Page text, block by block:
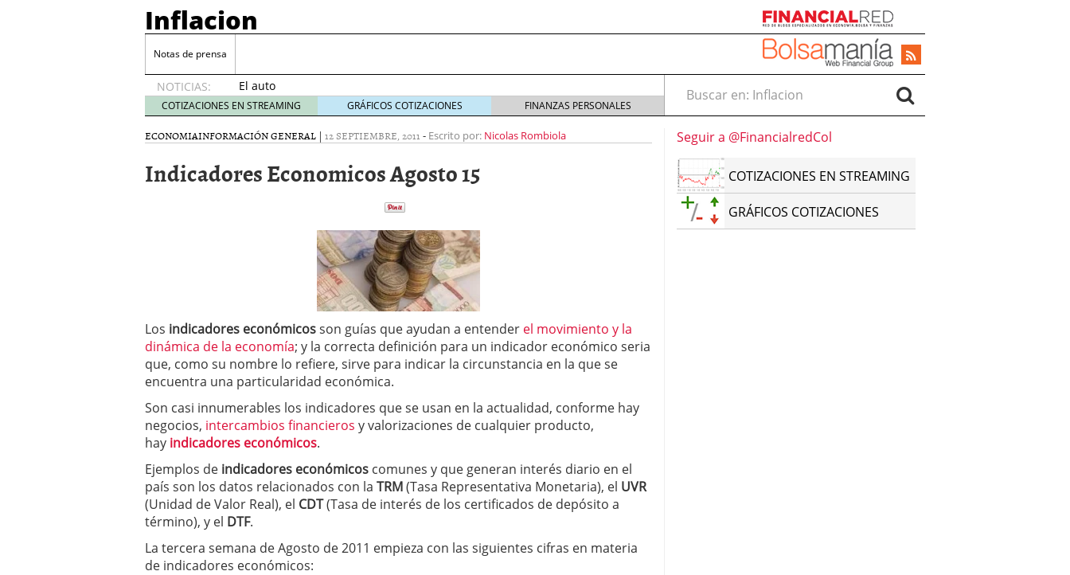
Inflacion
Notas de prensa
NOTICIAS:
​​El auto
como
llave
inesperada
inclusión
financiera
El poder del máster en marketing digital en el mundo del headhunting:
cómo transformar la búsqueda de talento septiembre 25, 2025
El poder del máster en marketing digital en el mundo del headhunting:
cómo transformar la búsqueda de talento septiembre 16, 2025
Criptomonedas y estabilidad: ¿pueden ser un refugio ante la inflación?
junio 10, 2025
Instalaciones en Hostelería: La Clave para un Servicio de Calidad enero 30,
2025
COTIZACIONES EN STREAMING GRÁFICOS COTIZACIONES FINANZAS PERSONALES
Buscar en:
ECONOMIAINFORMACIÓN GENERAL | 12 SEPTIEMBRE, 2011 - Escrito por: Nicolas Rombiola
Indicadores Economicos Agosto 15
Los indicadores económicosson guías que ayudan a entender el movimiento y la
dinámica de la economía; y la correcta definición para un indicador económico seria
que, como su nombre lo refiere, sirve para indicar la circunstancia en la que se
encuentra una particularidad económica.
Son casi innumerables los indicadores que se usan en la actualidad, conforme hay
negocios, intercambios financieros y valorizaciones de cualquier producto,
hay indicadores económicos.
Ejemplos de indicadores económicos comunes y que generan interés diario en el
país son los datos relacionados con la TRM(Tasa Representativa Monetaria), el UVR
(Unidad de Valor Real), el CDT(Tasa de interés de los certificados de depósito a
término), y el DTF.
La tercera semana de Agosto de 2011 empieza con las siguientes cifras en materia
de indicadores económicos:
Seguir a @FinancialredCol
COTIZACIONES EN STREAMING
GRÁFICOS COTIZACIONES